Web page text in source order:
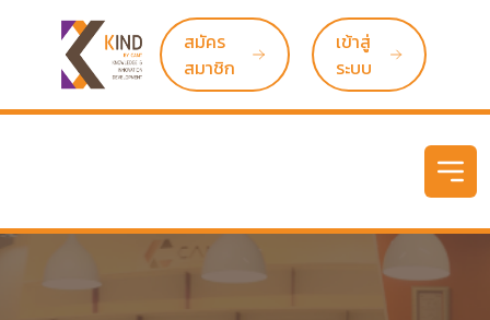
สมัคร
สมาชิก
เข้าสู่
ระบบ